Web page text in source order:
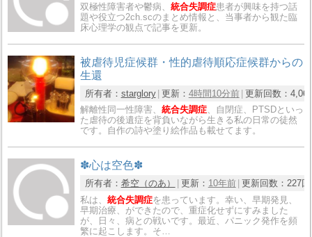
双極性障害者や鬱病、統合失調症患者が興味を持つ話
題や役立つ2ch.scのまとめ情報と、当事者から観た臨
床心理学の観点で記事を更新。
被虐待児症候群・性的虐待順応症候群からの
生還
所有者： starglory 更新： 4時間10分前 更新回数：
解離性同一性障害、統合失調症、自閉症、PTSDといっ
た虐待の後遺症を背負いながら生きる私の日常の徒然
です。自作の詩や塗り絵作品も載せてます。
✽心は空色✽
所有者： 希空（のあ） 更新： 10年前 更新回数： 227回
私は、統合失調症を患っています。幸い、早期発見、
早期治療、ができたので、重症化せずにすみました
が、日々、病との戦いです。最近、パニック発作を頻
繁に起こします。そ…